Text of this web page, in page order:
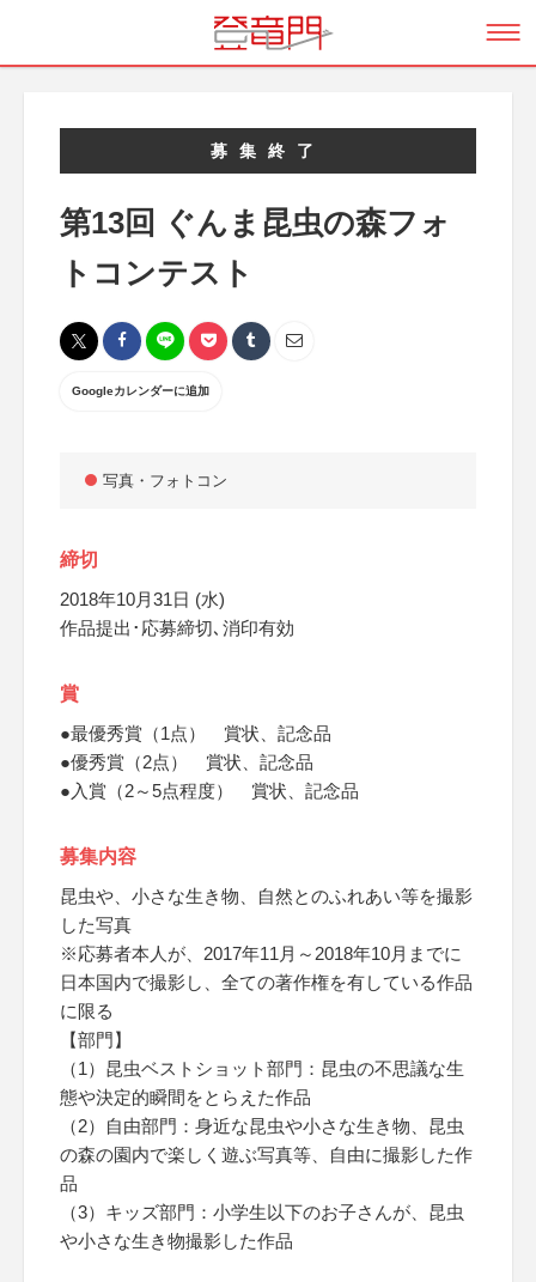
募集終了
第13回 ぐんま昆虫の森フォ
トコンテスト
Googleカレンダーに追加
写真・フォトコン
締切
2018年10月31日 (水)
作品提出･応募締切､消印有効
賞
●最優秀賞（1点） 賞状、記念品
●優秀賞（2点） 賞状、記念品
●入賞（2～5点程度） 賞状、記念品
募集内容
昆虫や、小さな生き物、自然とのふれあい等を撮影
した写真
※応募者本人が、2017年11月～2018年10月までに
日本国内で撮影し、全ての著作権を有している作品
に限る
【部門】
（1）昆虫ベストショット部門：昆虫の不思議な生
態や決定的瞬間をとらえた作品
（2）自由部門：身近な昆虫や小さな生き物、昆虫
の森の園内で楽しく遊ぶ写真等、自由に撮影した作
品
（3）キッズ部門：小学生以下のお子さんが、昆虫
や小さな生き物撮影した作品